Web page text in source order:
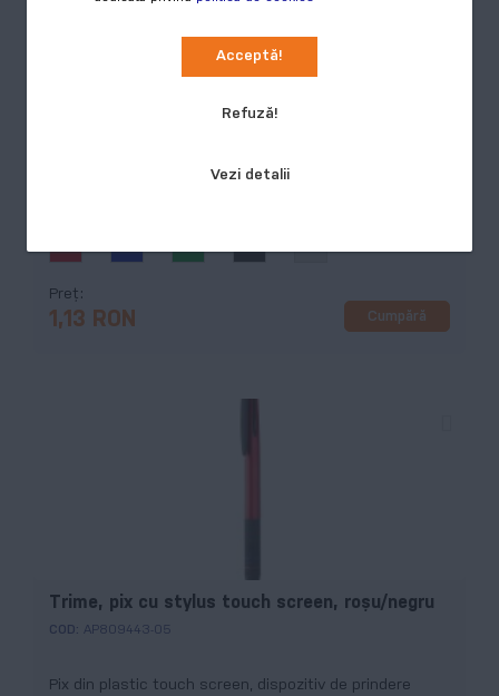
Vezi detalii
Refuză!
Acceptă!
Stilos, pix cu stylus touch screen, negru
Pix din plastic cu stylus pentru touch screen, dispozitiv
Preț
1,13 RON Cumpără
Trime, pix cu stylus touch screen, roșu/negru
COD: AP809443-05
Pix din plastic touch screen, dispozitiv de prindere